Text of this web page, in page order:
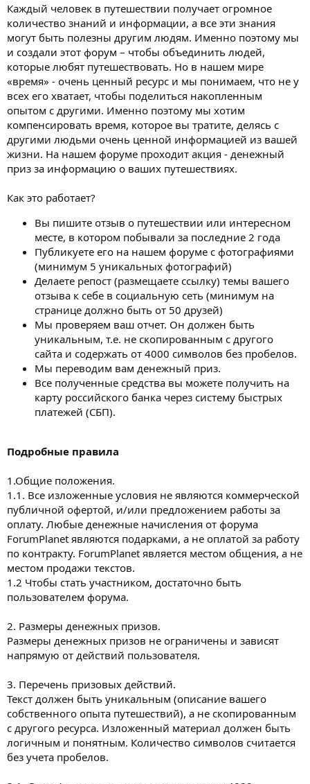
Каждый человек в путешествии получает огромное
количество знаний и информации, а все эти знания
могут быть полезны другим людям. Именно поэтому мы
и создали этот форум – чтобы объединить людей,
которые любят путешествовать. Но в нашем мире
«время» - очень ценный ресурс и мы понимаем, что не у
всех его хватает, чтобы поделиться накопленным
опытом с другими. Именно поэтому мы хотим
компенсировать время, которое вы тратите, делясь с
другими людьми очень ценной информацией из вашей
жизни. На нашем форуме проходит акция - денежный
приз за информацию о ваших путешествиях.
Как это работает?
Вы пишите отзыв о путешествии или интересном
месте, в котором побывали за последние 2 года
Публикуете его на нашем форуме с фотографиями
(минимум 5 уникальных фотографий)
Делаете репост (размещаете ссылку) темы вашего
отзыва к себе в социальную сеть (минимум на
странице должно быть от 50 друзей)
Мы проверяем ваш отчет. Он должен быть
уникальным, т.е. не скопированным с другого
сайта и содержать от 4000 символов без пробелов.
Мы переводим вам денежный приз.
Все полученные средства вы можете получить на
карту российского банка через систему быстрых
платежей (СБП).
Подробные правила
1.Общие положения.
1.1. Все изложенные условия не являются коммерческой
публичной офертой, и/или предложением работы за
оплату. Любые денежные начисления от форума
ForumPlanet являются подарками, а не оплатой за работу
по контракту. ForumPlanet является местом общения, а не
местом продажи текстов.
1.2 Чтобы стать участником, достаточно быть
пользователем форума.
2. Размеры денежных призов.
Размеры денежных призов не ограничены и зависят
напрямую от действий пользователя.
3. Перечень призовых действий.
Текст должен быть уникальным (описание вашего
собственного опыта путешествий), а не скопированным
с другого ресурса. Изложенный материал должен быть
логичным и понятным. Количество символов считается
без учета пробелов.